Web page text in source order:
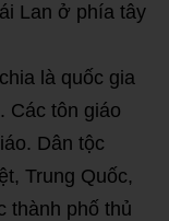
Lan ở phía tây
là quốc gia
Các tôn giáo
Dân tộc
Trung Quốc,
thành phố thủ